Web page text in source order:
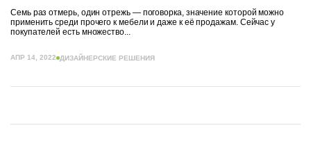
Семь раз отмерь, один отрежь — поговорка, значение которой можно
применить среди прочего к мебели и даже к её продажам. Сейчас у
покупателей есть множество...
АПР 14, 2022 ДИЗАЙНЕРСКИЕ РЕШЕНИЯ